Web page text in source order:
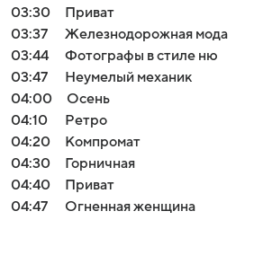
03:30
Приват
03:37
Железнодорожная мода
03:44
Фотографы в стиле ню
03:47
Неумелый механик
04:00
Осень
04:10
Ретро
04:20
Компромат
04:30
Горничная
04:40
Приват
04:47
Огненная женщина